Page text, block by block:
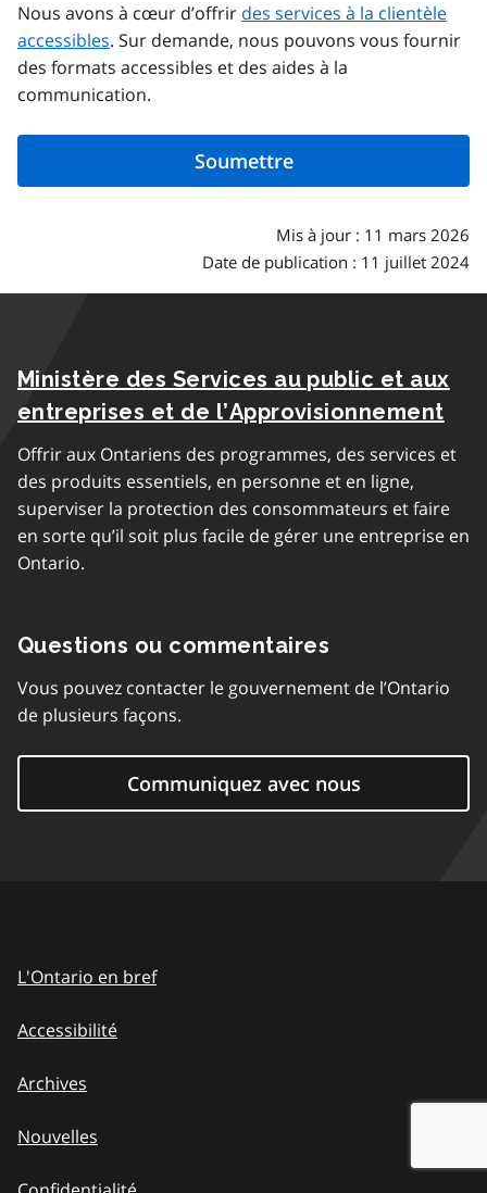
Nous avons à cœur d’offrir des services à la clientèle
accessibles. Sur demande, nous pouvons vous fournir
des formats accessibles et des aides à la
communication.
Mis à jour : 11 mars 2026
Date de publication : 11 juillet 2024
Ministère des Services au public et aux
entreprises et de l’Approvisionnement
Offrir aux Ontariens des programmes, des services et
des produits essentiels, en personne et en ligne,
superviser la protection des consommateurs et faire
en sorte qu’il soit plus facile de gérer une entreprise en
Ontario.
Questions ou commentaires
Vous pouvez contacter le gouvernement de l’Ontario
de plusieurs façons.
Communiquez avec nous
L'Ontario en bref
Accessibilité
Archives
Nouvelles